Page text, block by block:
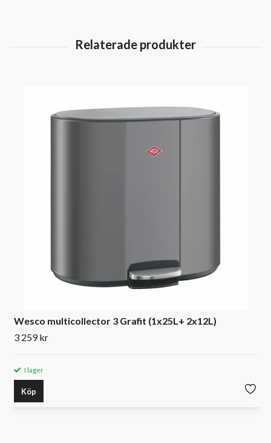
Wesco multicollector 3 Grafit (1x25L+ 2x12L)
3 259 kr
I lager
Köp